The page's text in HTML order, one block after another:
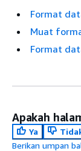
Format
Muat
Format
Apakah
Ya
Berikan umpan